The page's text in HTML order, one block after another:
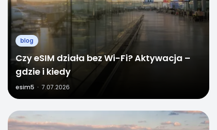
blog
Czy eSIM działa bez Wi-Fi? Aktywacja –
gdzie i kiedy
esim5 · 7.07.2026